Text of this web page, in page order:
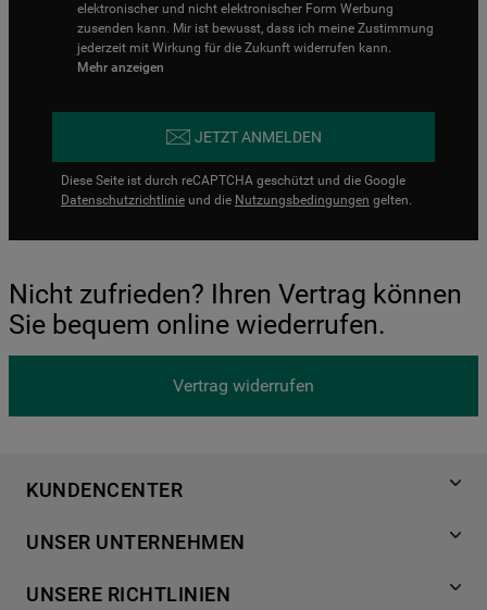
elektronischer und nicht elektronischer Form Werbung
zusenden kann. Mir ist bewusst, dass ich meine Zustimmung
jederzeit mit Wirkung für die Zukunft widerrufen kann.
Mehr anzeigen
JETZT ANMELDEN
Diese Seite ist durch reCAPTCHA geschützt und die Google
Datenschutzrichtlinie und die Nutzungsbedingungen gelten.
Nicht zufrieden? Ihren Vertrag können
Sie bequem online wiederrufen.
Vertrag widerrufen
KUNDENCENTER
Händlersuche
Häufige Fragen
UNSER UNTERNEHMEN
Für Händler
UNSERE RICHTLINIEN